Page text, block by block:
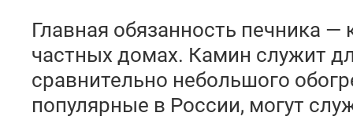
Главная обязанность печника
частных домах. Камин служит
сравнительно небольшого
популярные в России, могут